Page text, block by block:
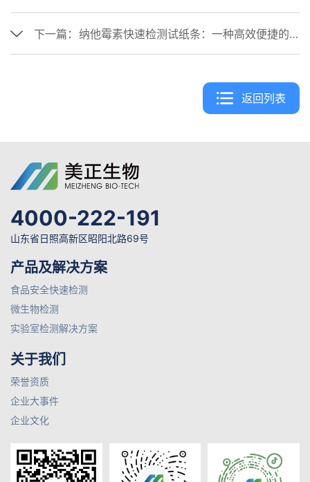
下一篇： 纳他霉素快速检测试纸条：一种高效便捷的乳制品检测方法
返回列表
4000-222-191
山东省日照高新区昭阳北路69号
产品及解决方案
食品安全快速检测
微生物检测
实验室检测解决方案
关于我们
荣誉资质
企业大事件
企业文化